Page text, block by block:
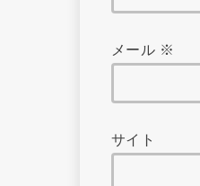
メール ※
サイト